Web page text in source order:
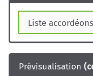
Prévisualisation